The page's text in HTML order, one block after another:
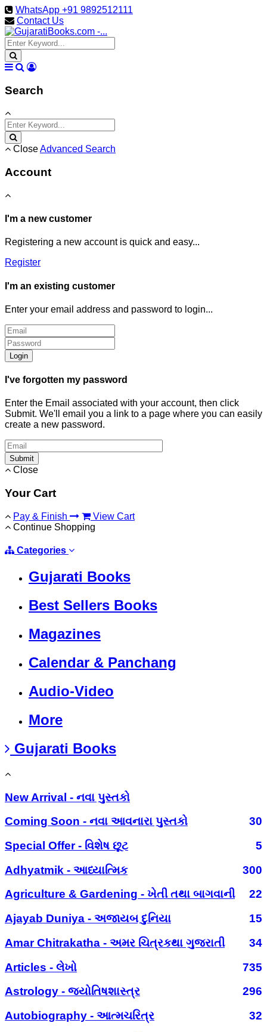
WhatsApp +91 9892512111
Contact Us
Search
CloseAdvanced Search
Account
I'm a new customer
Registering a new account is quick and easy...
Register
I'm an existing customer
Enter your email address and password to login...
Login
I've forgotten my password
Enter the Email associated with your account, then click
Submit. We'll email you a link to a page where you can easily
create a new password.
Submit
Close
Your Cart
Pay & Finish
View Cart
Continue Shopping
Categories
Gujarati Books
Best Sellers Books
Magazines
Calendar & Panchang
Audio-Video
More
Gujarati Books
New Arrival - નવા પુસ્તકો
Coming Soon - નવા આવનારા પુસ્તકો
30
Special Offer - વિશેષ છૂટ
5
Adhyatmik - આધ્યાત્મિક
300
Agriculture & Gardening - ખેતી તથા બાગવાની
22
Ajayab Duniya - અજાયબ દુનિયા
15
Amar Chitrakatha - અમર ચિત્રકથા ગુજરાતી
34
Articles - લેખો
735
Astrology - જ્યોતિષશાસ્ત્ર
296
Autobiography - આત્મચરિત્ર
32